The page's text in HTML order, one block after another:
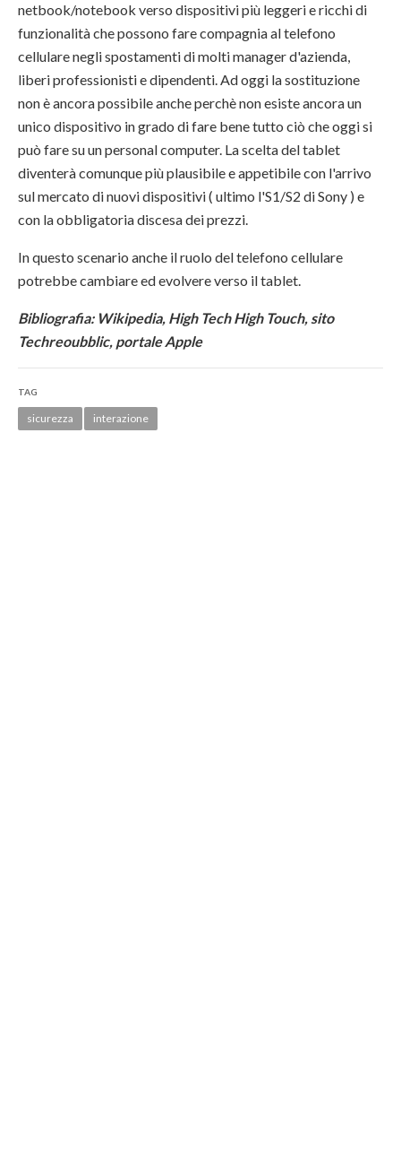
netbook/notebook verso dispositivi più leggeri e ricchi di
funzionalità che possono fare compagnia al telefono
cellulare negli spostamenti di molti manager d'azienda,
liberi professionisti e dipendenti. Ad oggi la sostituzione
non è ancora possibile anche perchè non esiste ancora un
unico dispositivo in grado di fare bene tutto ciò che oggi si
può fare su un personal computer. La scelta del tablet
diventerà comunque più plausibile e appetibile con l'arrivo
sul mercato di nuovi dispositivi ( ultimo l'S1/S2 di Sony ) e
con la obbligatoria discesa dei prezzi.
In questo scenario anche il ruolo del telefono cellulare
potrebbe cambiare ed evolvere verso il tablet.
Bibliografia: Wikipedia, High Tech High Touch, sito
Techreoubblic, portale Apple
TAG
sicurezza interazione